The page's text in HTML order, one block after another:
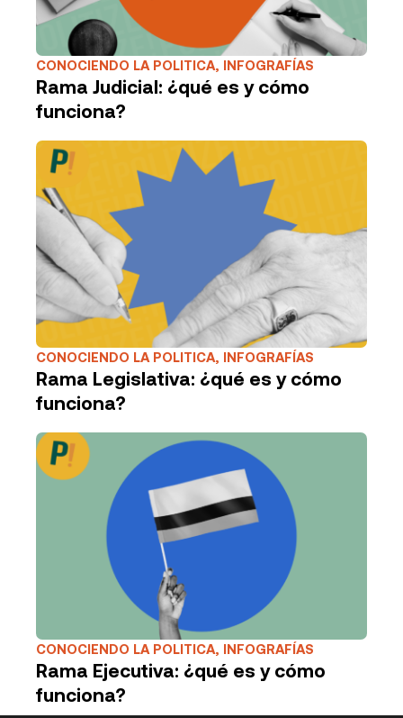
CONOCIENDO LA POLITICA, INFOGRAFÍAS
Rama Judicial: ¿qué es y cómo
funciona?
CONOCIENDO LA POLITICA, INFOGRAFÍAS
Rama Legislativa: ¿qué es y cómo
funciona?
CONOCIENDO LA POLITICA, INFOGRAFÍAS
Rama Ejecutiva: ¿qué es y cómo
funciona?